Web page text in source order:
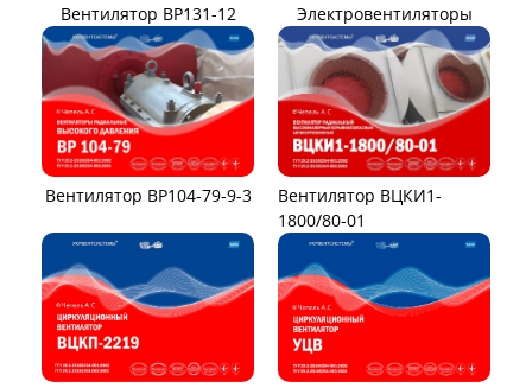
Вентилятор ВР131-12 Электровентиляторы
Вентилятор ВР104-79-9-3
Вентилятор ВЦКИ1-
1800/80-01